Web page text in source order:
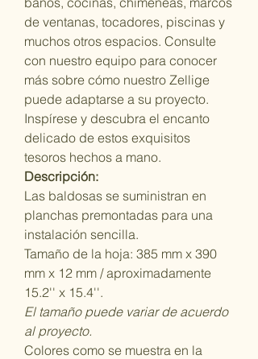
de ventanas, tocadores, piscinas y
muchos otros espacios. Consulte
con nuestro equipo para conocer
más sobre cómo nuestro Zellige
puede adaptarse a su proyecto.
Inspírese y descubra el encanto
delicado de estos exquisitos
tesoros hechos a mano.
Descripción:
Las baldosas se suministran en
planchas premontadas para una
instalación sencilla.
Tamaño de la hoja: 385 mm x 390
mm x 12 mm / aproximadamente
15.2'' x 15.4''.
El tamaño puede variar de acuerdo
al proyecto.
Colores como se muestra en la